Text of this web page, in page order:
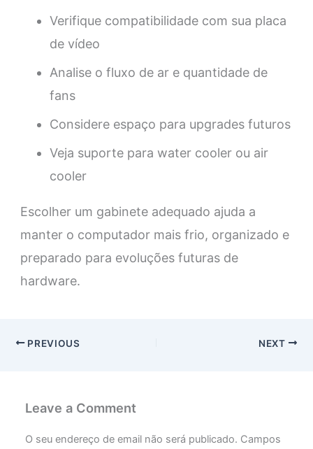
Verifique compatibilidade com sua placa
de vídeo
Analise o fluxo de ar e quantidade de
fans
Considere espaço para upgrades futuros
Veja suporte para water cooler ou air
cooler
Escolher um gabinete adequado ajuda a
manter o computador mais frio, organizado e
preparado para evoluções futuras de
hardware.
PREVIOUS NEXT
Leave a Comment
O seu endereço de email não será publicado. Campos